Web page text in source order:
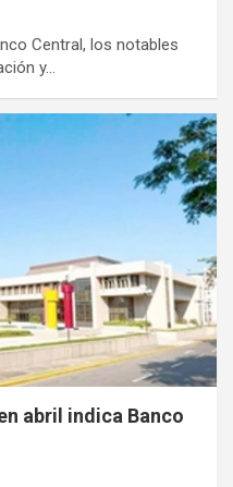
Central, los notables
y…
abril indica Banco